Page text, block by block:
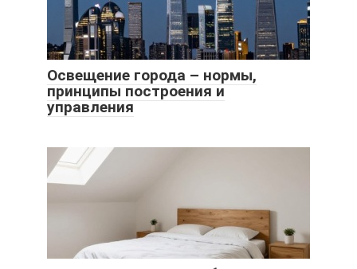
Освещение города – нормы,
принципы построения и
управления